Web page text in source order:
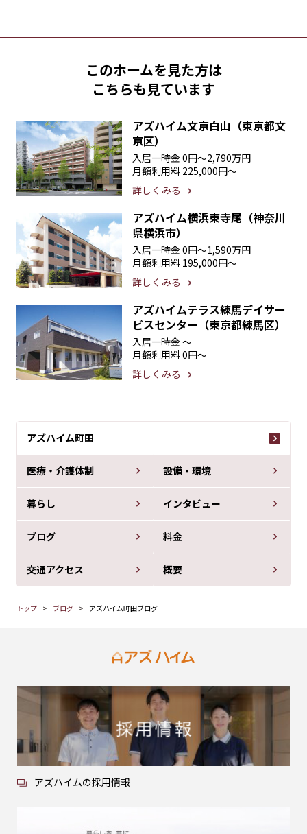
アズハイム町田
医療・介護体制 設備・環境
暮らし インタビュー
ブログ 料金
交通アクセス 概要
トップ ブログ アズハイム町田ブログ
このホームを見た方は
こちらも見ています
アズハイム文京白山（東京都文
京区）
入居一時金 0円〜2,790万円
月額利用料 225,000円〜
詳しくみる
アズハイム横浜東寺尾（神奈川
県横浜市）
入居一時金 0円〜1,590万円
月額利用料 195,000円〜
詳しくみる
アズハイムテラス練馬デイサー
ビスセンター（東京都練馬区）
入居一時金 〜
月額利用料0円〜
詳しくみる
アズハイムの採用情報